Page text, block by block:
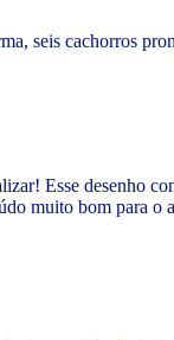
seis cachorros
Esse desenho
muito bom para o